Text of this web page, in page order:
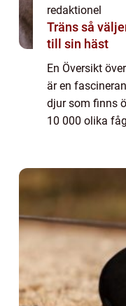
redaktionel
Träns så väljer ryttaren rätt huvudlag
till sin häst
En Översikt
är en
djur som finns
10 000 olika